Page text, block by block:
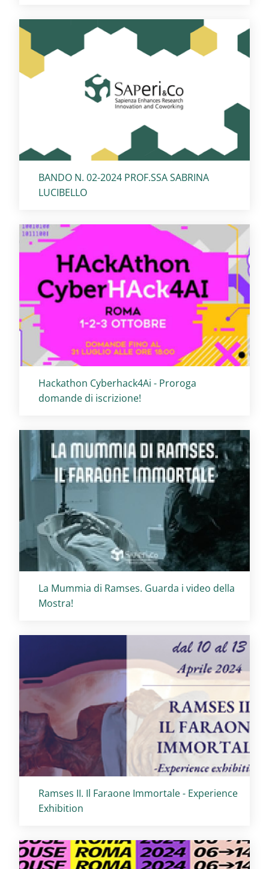
Titolo card:
BANDO N. 02-2024 PROF.SSA SABRINA
LUCIBELLO
Titolo card :
Hackathon Cyberhack4Ai - Proroga
domande di iscrizione!
Titolo card:
La Mummia di Ramses. Guarda i video della
Mostra!
Titolo card:
Ramses II. Il Faraone Immortale - Experience
Exhibition